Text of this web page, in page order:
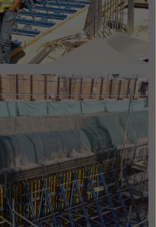
unterliegen und dagegen
Rechtsbehelfe zur Verfügung
alle einwilligungspflichtigen
indem Sie auf "Ablehnen" klicken
Einstellungenanpassen, indem Sie
am Ende dieser Website
können Ihre Einwilligung jederzeit
für die Zukunft widerrufen,
Cookie Einstellungenam Ende
klicken.
zu unseren Cookies finden Sie
. Wir bieten Ihnen
Ihre Cookies auszuwählen
Einstellungen).